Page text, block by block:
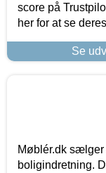
score på
her for at se
Se
Møblér.dk
boligindretning.